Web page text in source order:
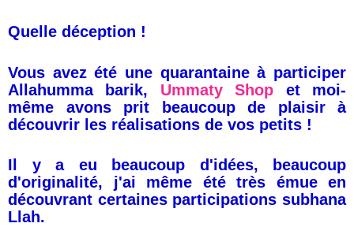
Quelle déception !
Vous avez été une quarantaine à participer
Allahumma barik, Ummaty Shop et moi-
même avons prit beaucoup de plaisir à
découvrir les réalisations de vos petits !
Il y a eu beaucoup d'idées, beaucoup
d'originalité, j'ai même été très émue en
découvrant certaines participations subhana
Llah.